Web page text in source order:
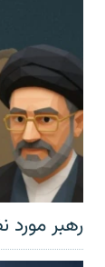
رهبر